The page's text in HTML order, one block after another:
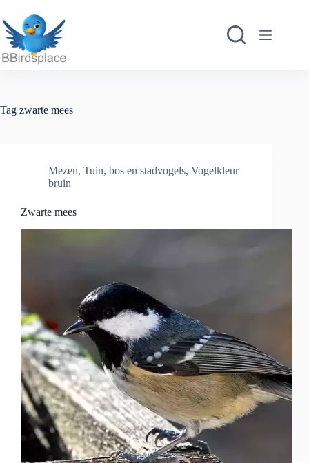
naar
de
inhoud
Tag zwarte mees
Mezen, Tuin, bos en stadvogels, Vogelkleur
bruin
Zwarte mees